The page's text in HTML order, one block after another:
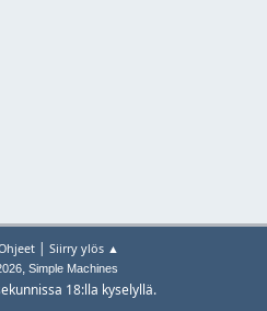
| Siirry ylös ▲
, Simple Machines
18:lla kyselyllä.